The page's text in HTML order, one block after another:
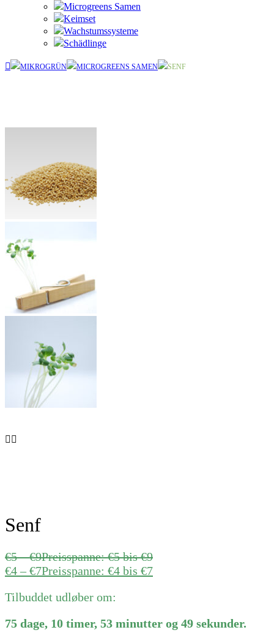
Microgreens Samen
Keimset
Wachstumssysteme
Schädlinge
MIKROGRÜN MICROGREENS SAMEN SENF
Senf
€5 –€9Preisspanne: €5 bis €9
€4 –€7Preisspanne: €4 bis €7
Tilbuddet udløber om:
75 dage, 10 timer, 53 minutter og 49 sekunder.